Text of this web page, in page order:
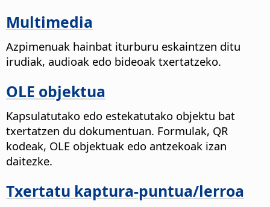
Multimedia
Azpimenuak hainbat iturburu eskaintzen ditu
irudiak, audioak edo bideoak txertatzeko.
OLE objektua
Kapsulatutako edo estekatutako objektu bat
txertatzen du dokumentuan. Formulak, QR
kodeak, OLE objektuak edo antzekoak izan
daitezke.
Txertatu kaptura-puntua/lerroa